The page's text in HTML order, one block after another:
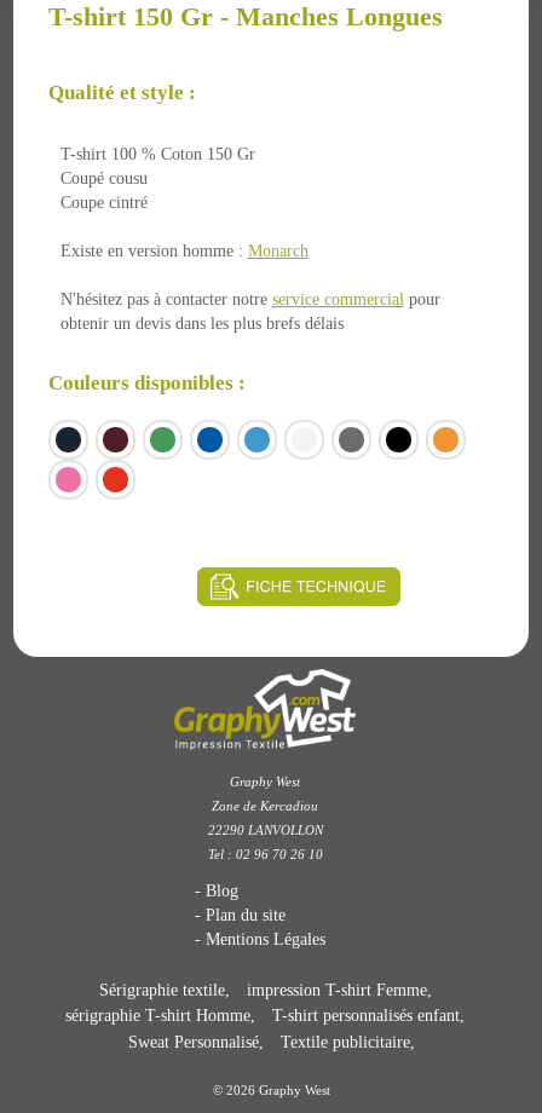
T-shirt 150 Gr - Manches Longues
Qualité et style :
T-shirt 100 % Coton 150 Gr
Coupé cousu
Coupe cintré
Existe en version homme : Monarch
N'hésitez pas à contacter notre service commercial pour
obtenir un devis dans les plus brefs délais
Couleurs disponibles :
Graphy West
Zone de Kercadiou
22290 LANVOLLON
Tel : 02 96 70 26 10
Blog
Plan du site
Mentions Légales
Sérigraphie textile
impression T-shirt Femme
sérigraphie T-shirt Homme
T-shirt personnalisés enfant
Sweat Personnalisé
Textile publicitaire
© 2026 Graphy West